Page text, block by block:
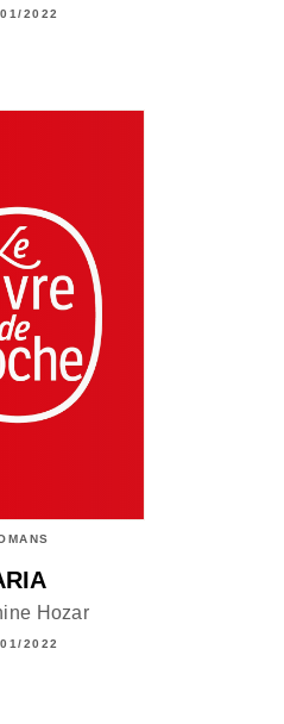
2022
Hozar
2022